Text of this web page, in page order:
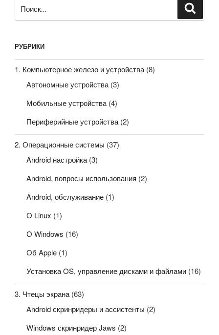
РУБРИКИ
1. Компьютерное железо и устройства (8)
Автономные устройства(3)
Мобильные устройства(4)
Периферийные устройства(2)
2. Операционные системы (37)
Android настройка(3)
Android, вопросы использования (2)
Android, обслуживание (1)
О Linux (1)
О Windows (16)
Об Apple (1)
Установка OS, управление дисками и файлами (16)
3. Чтецы экрана (63)
Android скринридеры и ассистенты (2)
Windows скринридер Jaws (2)